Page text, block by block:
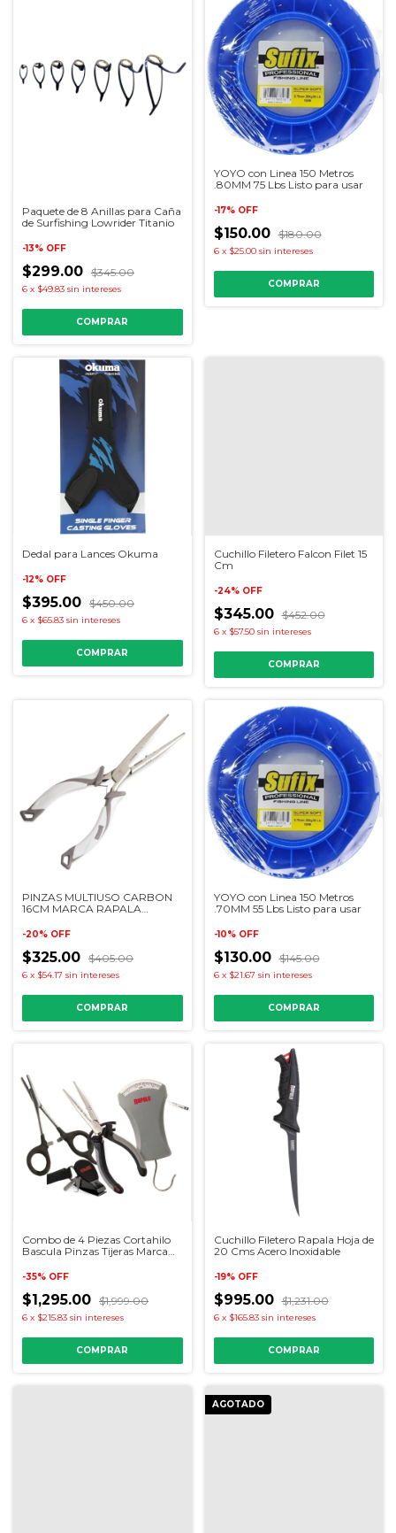
Paquete de 8 Anillas para Caña
de Surfishing Lowrider Titanio
-13% OFF
$299.00 $345.00
6 x $49.83 sin intereses
YOYO con Linea 150 Metros
.80MM 75 Lbs Listo para usar
-17% OFF
$150.00 $180.00
6 x $25.00 sin intereses
Dedal para Lances Okuma
-12% OFF
$395.00 $450.00
6 x $65.83 sin intereses
Cuchillo Filetero Falcon Filet 15
Cm
-24% OFF
$345.00 $452.00
6 x $57.50 sin intereses
PINZAS MULTIUSO CARBON
16CM MARCA RAPALA
-20% OFF
$325.00 $405.00
6 x $54.17 sin intereses
YOYO con Linea 150 Metros
.70MM 55 Lbs Listo para usar
-10% OFF
$130.00 $145.00
6 x $21.67 sin intereses
Combo de 4 Piezas Cortahilo
Bascula Pinzas Tijeras Marca
-35% OFF
$1,295.00 $1,999.00
6 x $215.83 sin intereses
Cuchillo Filetero Rapala Hoja de
20 Cms Acero Inoxidable
-19% OFF
$995.00 $1,231.00
6 x $165.83 sin intereses
AGOTADO